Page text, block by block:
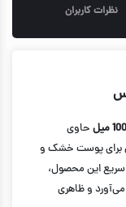
نظرات کاربران
حاوی
برای پوست خشک و
این محصول،
و ظاهری